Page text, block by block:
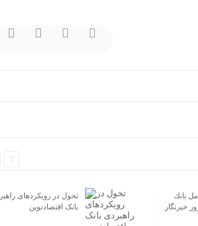
پیام تبریك مدیرعامل بانك
ملت به مناسبت روز خبرنگار